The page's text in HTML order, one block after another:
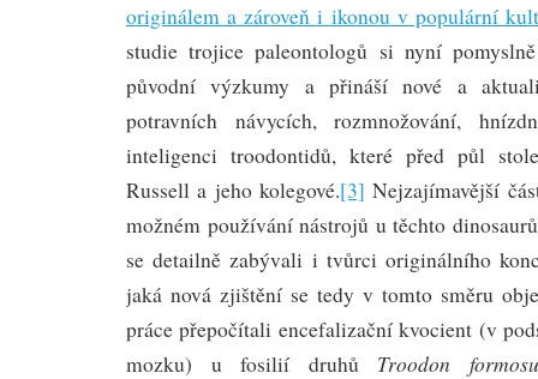
originálem a zároveň i ikonou v populární
studie trojice paleontologů si nyní
původní výzkumy a přináší nové a
potravních návycích, rozmnožování,
inteligenci troodontidů, které před půl
Russell a jeho kolegové.[3] Nejzajímavější
možném používání nástrojů u těchto
se detailně zabývali i tvůrci originálního
jaká nová zjištění se tedy v tomto směru
práce přepočítali encefalizační kvocient (v
mozku) u fosilií druhů Troodon